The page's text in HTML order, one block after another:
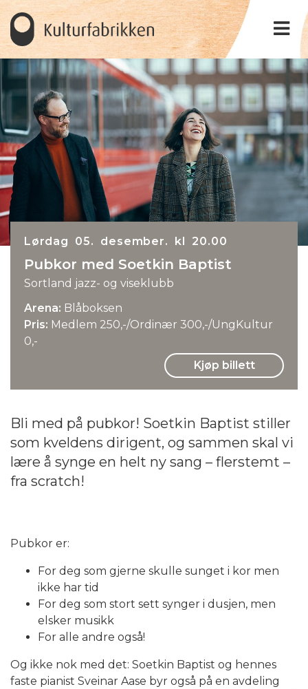
Lørdag 05. desember. kl 20.00
Pubkor med Soetkin Baptist
Sortland jazz- og viseklubb
Arena: Blåboksen
Pris: Medlem 250,-/Ordinær 300,-/UngKultur
0,-
Kjøp billett
Bli med på pubkor! Soetkin Baptist stiller
som kveldens dirigent, og sammen skal vi
lære å synge en helt ny sang – flerstemt –
fra scratch!
Pubkor er:
For deg som gjerne skulle sunget i kor men
ikke har tid
For deg som stort sett synger i dusjen, men
elsker musikk
For alle andre også!
Og ikke nok med det: Soetkin Baptist og hennes
faste pianist Sveinar Aase byr også på en avdeling